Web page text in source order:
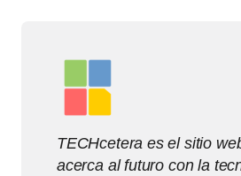
TECHcetera es el sitio
acerca al futuro con la